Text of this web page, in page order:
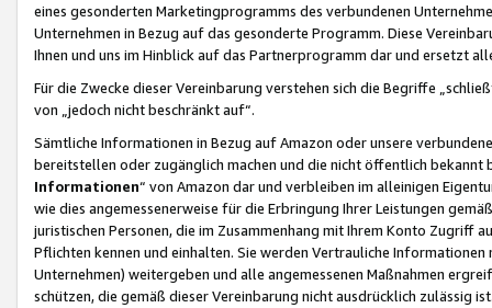
eines gesonderten Marketingprogramms des verbundenen
Unternehmen in Bezug auf das gesonderte Programm. Diese
Ihnen und uns im Hinblick auf das Partnerprogramm dar und ersetzt
Für die Zwecke dieser Vereinbarung verstehen sich die Begriffe
von „jedoch nicht beschränkt auf“.
Sämtliche Informationen in Bezug auf Amazon oder unsere
bereitstellen oder zugänglich machen und die nicht öffentlich
Informationen“ von Amazon dar und verbleiben im alleinigen
wie dies angemessenerweise für die Erbringung Ihrer Leistungen
juristischen Personen, die im Zusammenhang mit Ihrem Konto
Pflichten kennen und einhalten. Sie werden Vertrauliche
Unternehmen) weitergeben und alle angemessenen Maßnahmen
schützen, die gemäß dieser Vereinbarung nicht ausdrücklich zulässig